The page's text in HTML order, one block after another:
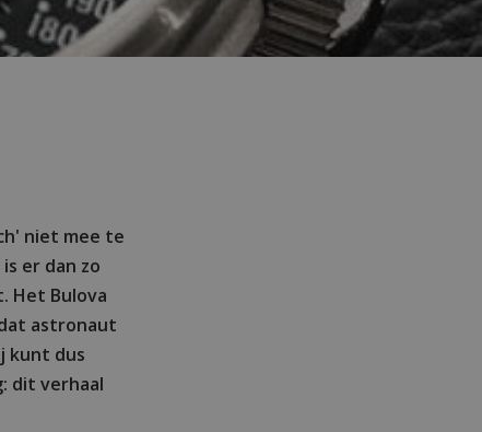
niet mee te
er dan zo
Het Bulova
astronaut
kunt dus
dit verhaal